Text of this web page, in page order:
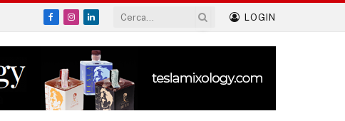
Facebook
Instagram
LinkedIn
LOGIN